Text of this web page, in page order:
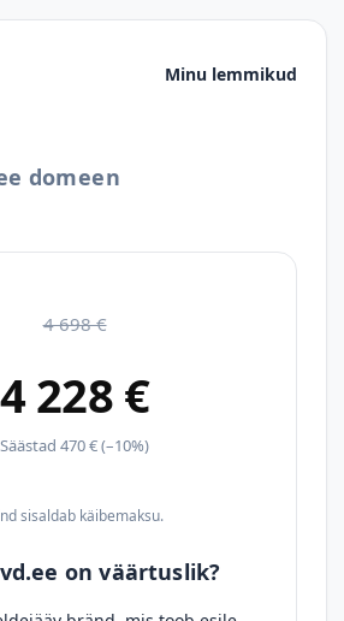
Minu lemmikud
domeen
4 698 €
4 228 €
Säästad 470 € (–10%)
sisaldab käibemaksu.
on väärtuslik?